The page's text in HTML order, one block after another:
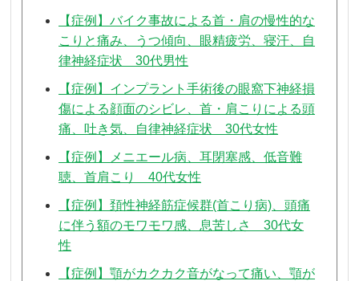
【症例】バイク事故による首・肩の慢性的な
こりと痛み、うつ傾向、眼精疲労、寝汗、自
律神経症状 30代男性
【症例】インプラント手術後の眼窩下神経損
傷による顔面のシビレ、首・肩こりによる頭
痛、吐き気、自律神経症状 30代女性
【症例】メニエール病、耳閉塞感、低音難
聴、首肩こり 40代女性
【症例】頚性神経筋症候群(首こり病)、頭痛
に伴う額のモワモワ感、息苦しさ 30代女
性
【症例】顎がカクカク音がなって痛い、顎が